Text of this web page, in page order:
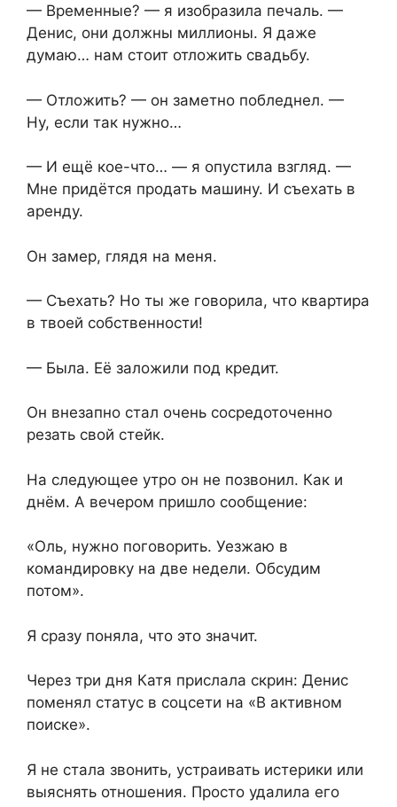
— Временные? — я изобразила печаль. —
Денис, они должны миллионы. Я даже
думаю… нам стоит отложить свадьбу.
— Отложить? — он заметно побледнел. —
Ну, если так нужно…
— И ещё кое-что… — я опустила взгляд. —
Мне придётся продать машину. И съехать в
аренду.
Он замер, глядя на меня.
— Съехать? Но ты же говорила, что квартира
в твоей собственности!
— Была. Её заложили под кредит.
Он внезапно стал очень сосредоточенно
резать свой стейк.
На следующее утро он не позвонил. Как и
днём. А вечером пришло сообщение:
«Оль, нужно поговорить. Уезжаю в
командировку на две недели. Обсудим
потом».
Я сразу поняла, что это значит.
Через три дня Катя прислала скрин: Денис
поменял статус в соцсети на «В активном
поиске».
Я не стала звонить, устраивать истерики или
выяснять отношения. Просто удалила его